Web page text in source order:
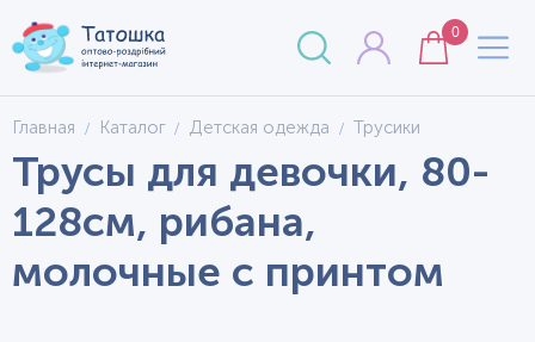
0
Главная Каталог Детская одежда Трусики
Трусы для девочки, 80-
128см, рибана,
молочные с принтом